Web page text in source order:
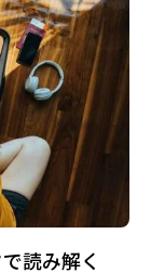
読み解く